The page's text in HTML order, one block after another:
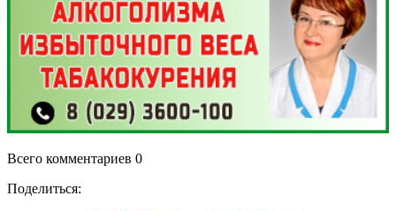
Всего комментариев 0
Поделиться: